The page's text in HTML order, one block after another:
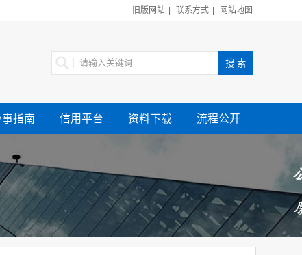
旧版网站 联系方式 网站地图
事指南 信用平台 资料下载 流程公开